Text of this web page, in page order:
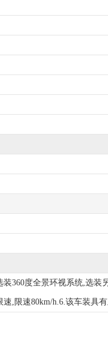
360度全景环视系统,选
,限速80km/h.6.该车装具